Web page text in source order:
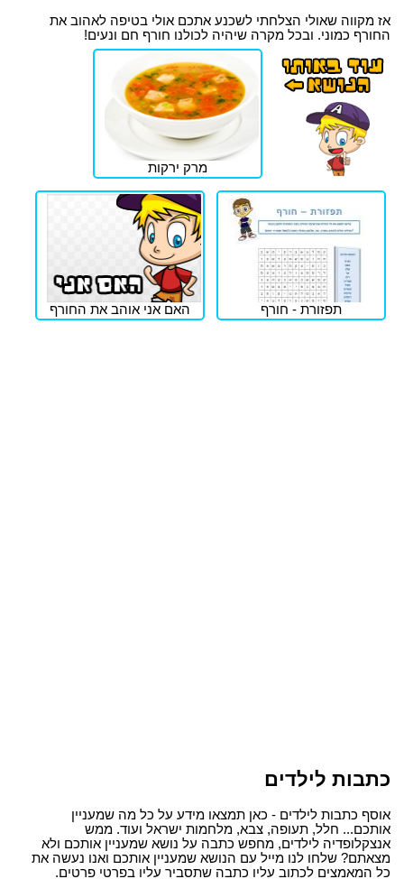
אז מקווה שאולי הצלחתי לשכנע אתכם אולי בטיפה לאהוב את
החורף כמוני. ובכל מקרה שיהיה לכולנו חורף חם ונעים!
מרק ירקות
תפזורת - חורף האם אני אוהב את החורף
כתבות לילדים
אוסף כתבות לילדים - כאן תמצאו מידע על כל מה שמעניין
אותכם... חלל, תעופה, צבא, מלחמות ישראל ועוד. ממש
אנצקלופדיה לילדים, מחפש כתבה על נושא שמעניין אותכם ולא
מצאתם? שלחו לנו מייל עם הנושא שמעניין אותכם ואנו נעשה את
כל המאמצים לכתוב עליו כתבה שתסביר עליו בפרטי פרטים.